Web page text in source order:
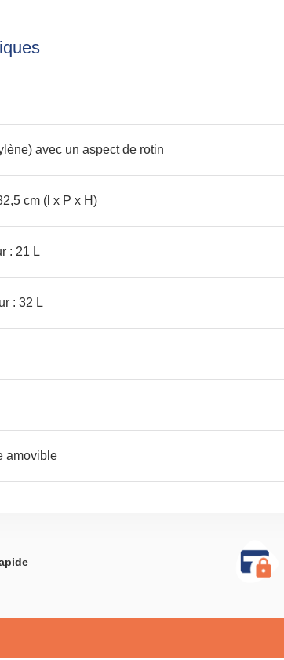
avec un aspect de rotin
cm (l x P x H)
: 21 L
: 32 L
amovible